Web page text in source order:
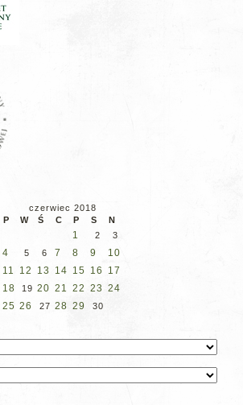
czerwiec 2018
P
W Ś C P S N
1 2 3
4 5 6 7 8 9
10
11
12 13 14 15 16
17
18
19 20 21 22 23 24
25 26 27 28 29 30